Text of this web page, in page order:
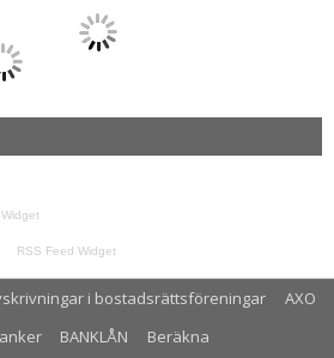
RSS Feed Widget
i bostadsrättsföreningar
AXO
BANKLÅN
Beräkna